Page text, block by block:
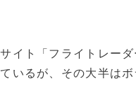
イト「フライトレーダ
いるが、その大半は